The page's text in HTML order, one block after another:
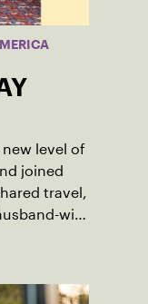
new level of
joined
travel,
wife